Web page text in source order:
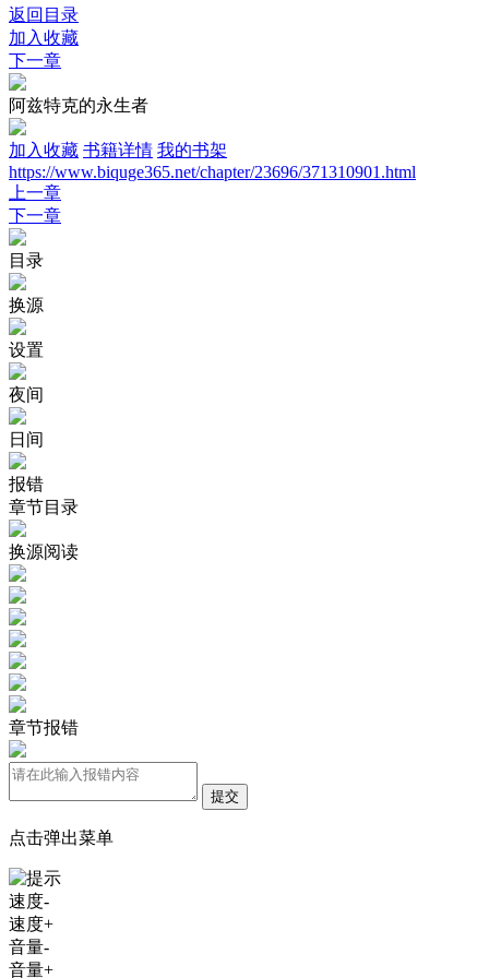
返回目录
加入收藏
下一章
阿兹特克的永生者
加入收藏 书籍详情 我的书架
https://www.biquge365.net/chapter/23696/371310901.html
上一章
下一章
目录
换源
设置
夜间
日间
报错
章节目录
换源阅读
章节报错
提交
点击弹出菜单
速度-
速度+
音量-
音量+